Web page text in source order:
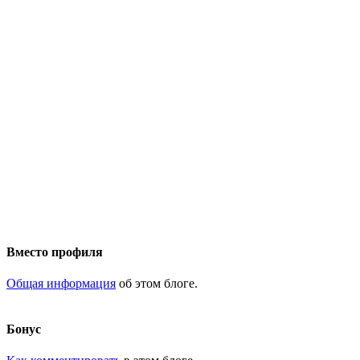
Вместо профиля
Общая информация об этом блоге.
Бонус